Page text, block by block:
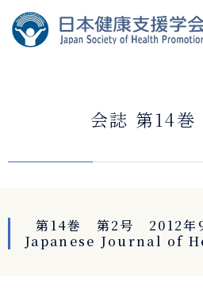
会誌 第14
第14巻 第2号 2012年9
Japanese Journal of